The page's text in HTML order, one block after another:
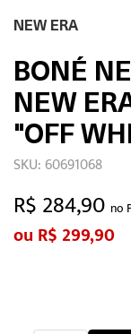
NEW ERA
BONÉ
NEW
"OFF
SKU: 60691068
R$ 284,90 no
R$ 299,90